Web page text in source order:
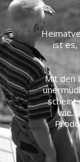
ist es,
Mit den
scheint
wie